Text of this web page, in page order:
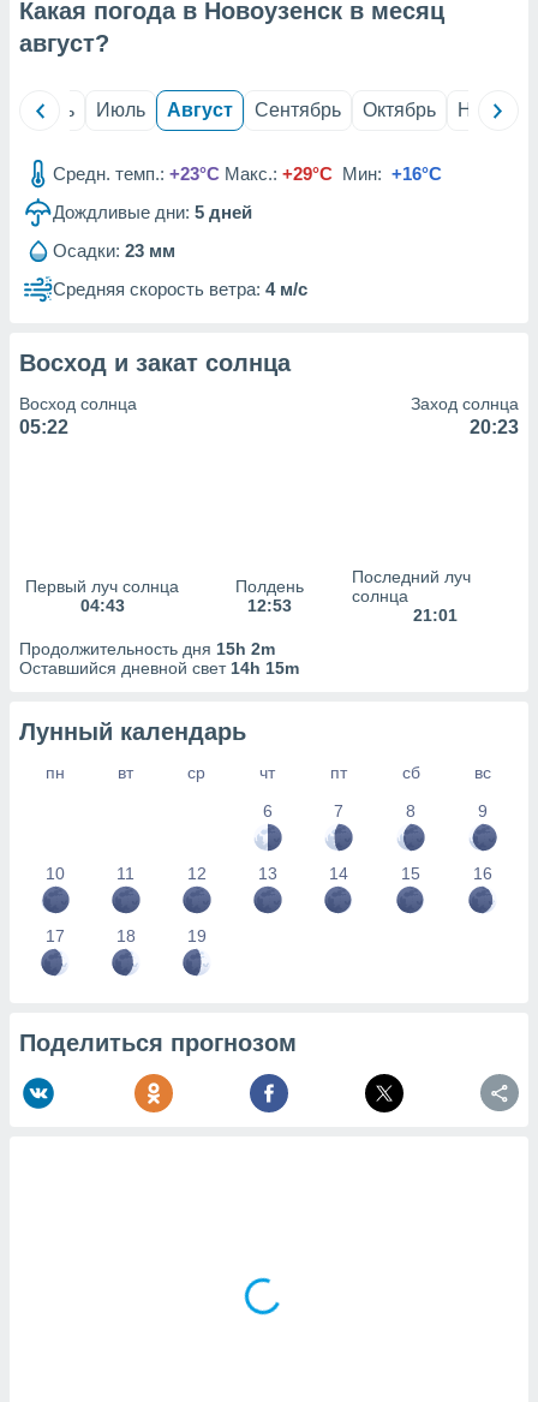
из
данных
1199
Какая погода в Новоузенск в месяц
август?
Июнь Июль Август Сентябрь Октябрь Ноябрь
Средн. темп.: +23°C Макс.: +29°C Мин: +16°C
Дождливые дни: 5 дней
Осадки: 23 мм
Средняя скорость ветра: 4 м/с
Восход и закат солнца
Восход солнца
05:22
Заход солнца
20:23
Первый луч солнца
04:43
Полдень
12:53
Последний луч
солнца
21:01
Продолжительность дня 15h 2m
Оставшийся дневной свет 14h 15m
Лунный календарь
пн вт ср чт пт сб
вс
6
7 8 9
10 11 12 13 14 15 16
17 18 19
Поделиться прогнозом